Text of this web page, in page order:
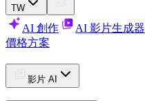
TW
AI 創作 AI 影片生成器
價格方案
影片 AI